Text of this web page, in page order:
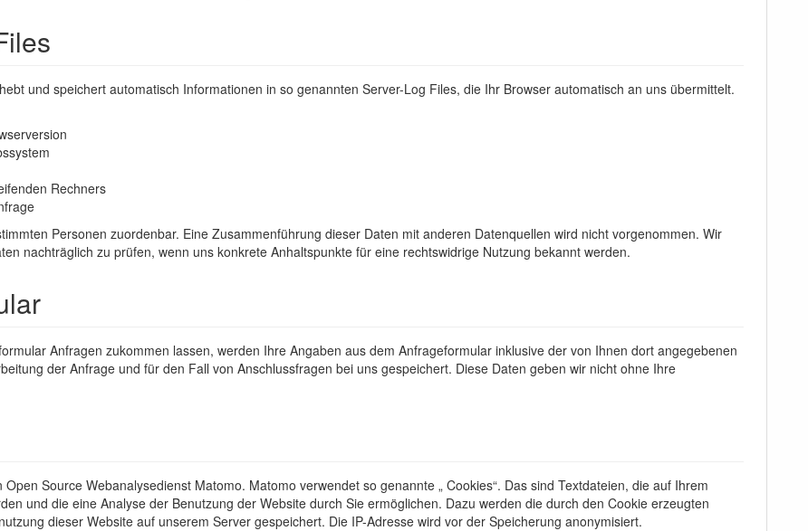
und speichert automatisch Informationen in so genannten Server-Log Files, die Ihr Browser automatisch an uns übermittelt.
Rechners
Personen zuordenbar. Eine Zusammenführung dieser Daten mit anderen Datenquellen wird nicht vorgenommen. Wir
nachträglich zu prüfen, wenn uns konkrete Anhaltspunkte für eine rechtswidrige Nutzung bekannt werden.
Anfragen zukommen lassen, werden Ihre Angaben aus dem Anfrageformular inklusive der von Ihnen dort angegebenen
der Anfrage und für den Fall von Anschlussfragen bei uns gespeichert. Diese Daten geben wir nicht ohne Ihre
Source Webanalysedienst Matomo. Matomo verwendet so genannte „ Cookies“. Das sind Textdateien, die auf Ihrem
und die eine Analyse der Benutzung der Website durch Sie ermöglichen. Dazu werden die durch den Cookie erzeugten
dieser Website auf unserem Server gespeichert. Die IP-Adresse wird vor der Speicherung anonymisiert.